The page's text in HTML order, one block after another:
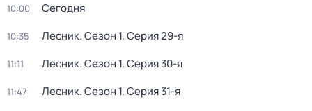
10:00 Сегодня
10:35 Лесник. Сезон 1. Серия 29-я
11:11 Лесник. Сезон 1. Серия 30-я
11:47 Лесник. Сезон 1. Серия 31-я